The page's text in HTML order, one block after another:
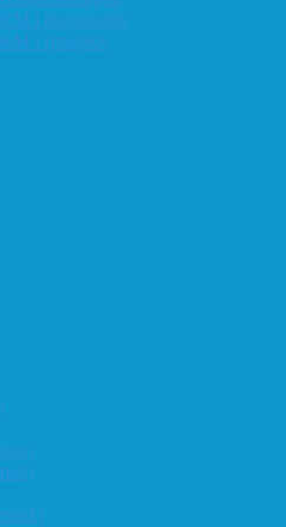
KM i hurtigsjakk
KM i lynsjakk